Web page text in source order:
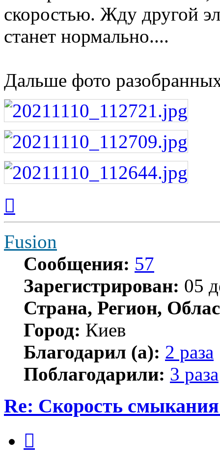
скоростью. Жду другой
станет нормально....
Дальше фото
началу
Fusion
Сообщения: 57
Зарегистрирован: 05
Страна, Регион,
Город: Киев
Благодарил (а): 2 раза
Поблагодарили: 3 раза
Re: Скорость